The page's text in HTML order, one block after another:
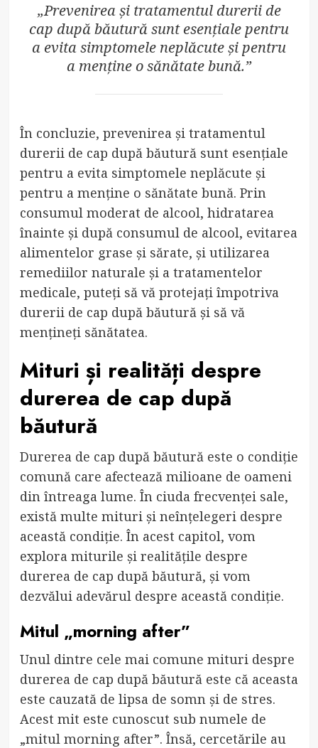
„Prevenirea și tratamentul durerii de
cap după băutură sunt esențiale pentru
a evita simptomele neplăcute și pentru
a menține o sănătate bună.”
În concluzie, prevenirea și tratamentul
durerii de cap după băutură sunt esențiale
pentru a evita simptomele neplăcute și
pentru a menține o sănătate bună. Prin
consumul moderat de alcool, hidratarea
înainte și după consumul de alcool, evitarea
alimentelor grase și sărate, și utilizarea
remediilor naturale și a tratamentelor
medicale, puteți să vă protejați împotriva
durerii de cap după băutură și să vă
mențineți sănătatea.
Mituri și realități despre
durerea de cap după
băutură
Durerea de cap după băutură este o condiție
comună care afectează milioane de oameni
din întreaga lume. În ciuda frecvenței sale,
există multe mituri și neînțelegeri despre
această condiție. În acest capitol, vom
explora miturile și realitățile despre
durerea de cap după băutură, și vom
dezvălui adevărul despre această condiție.
Mitul „morning after”
Unul dintre cele mai comune mituri despre
durerea de cap după băutură este că aceasta
este cauzată de lipsa de somn și de stres.
Acest mit este cunoscut sub numele de
„mitul morning after”. Însă, cercetările au